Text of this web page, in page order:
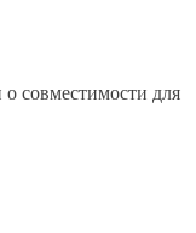
совместимости для